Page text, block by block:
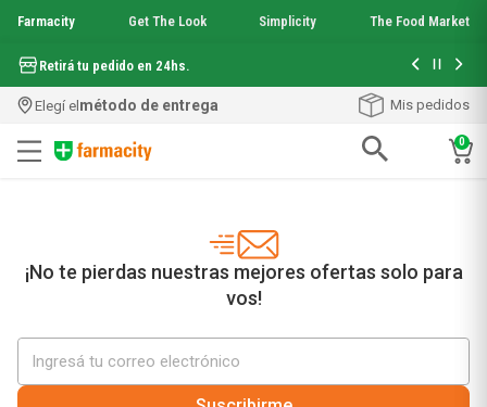
Farmacity Get The Look Simplicity The Food Market
Retirá tu pedido en 24hs. Hasta 6
Elegí elmétodo de entrega Mis pedidos
0
¡No te pierdas nuestras mejores ofertas solo para
vos!
garnier toque seco crema facial
. mineral 89
6
protector solar
8